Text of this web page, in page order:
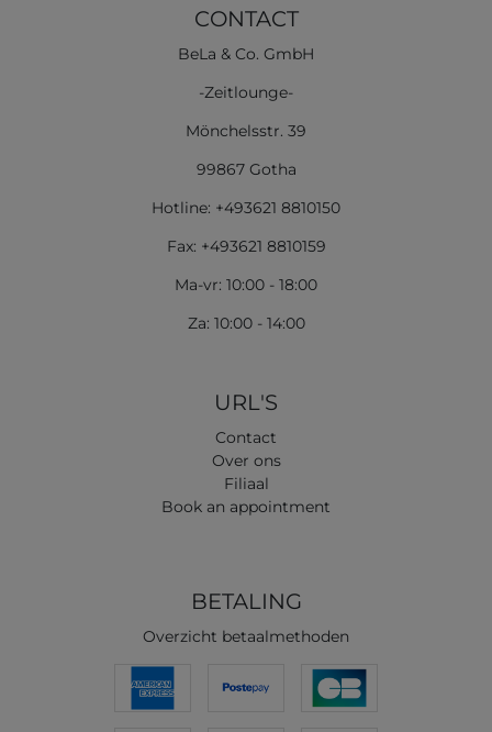
CONTACT
BeLa & Co. GmbH
-Zeitlounge-
Mönchelsstr. 39
99867 Gotha
Hotline: +493621 8810150
Fax: +493621 8810159
Ma-vr: 10:00 - 18:00
Za: 10:00 - 14:00
URL'S
Contact
Over ons
Filiaal
Book an appointment
BETALING
Overzicht betaalmethoden